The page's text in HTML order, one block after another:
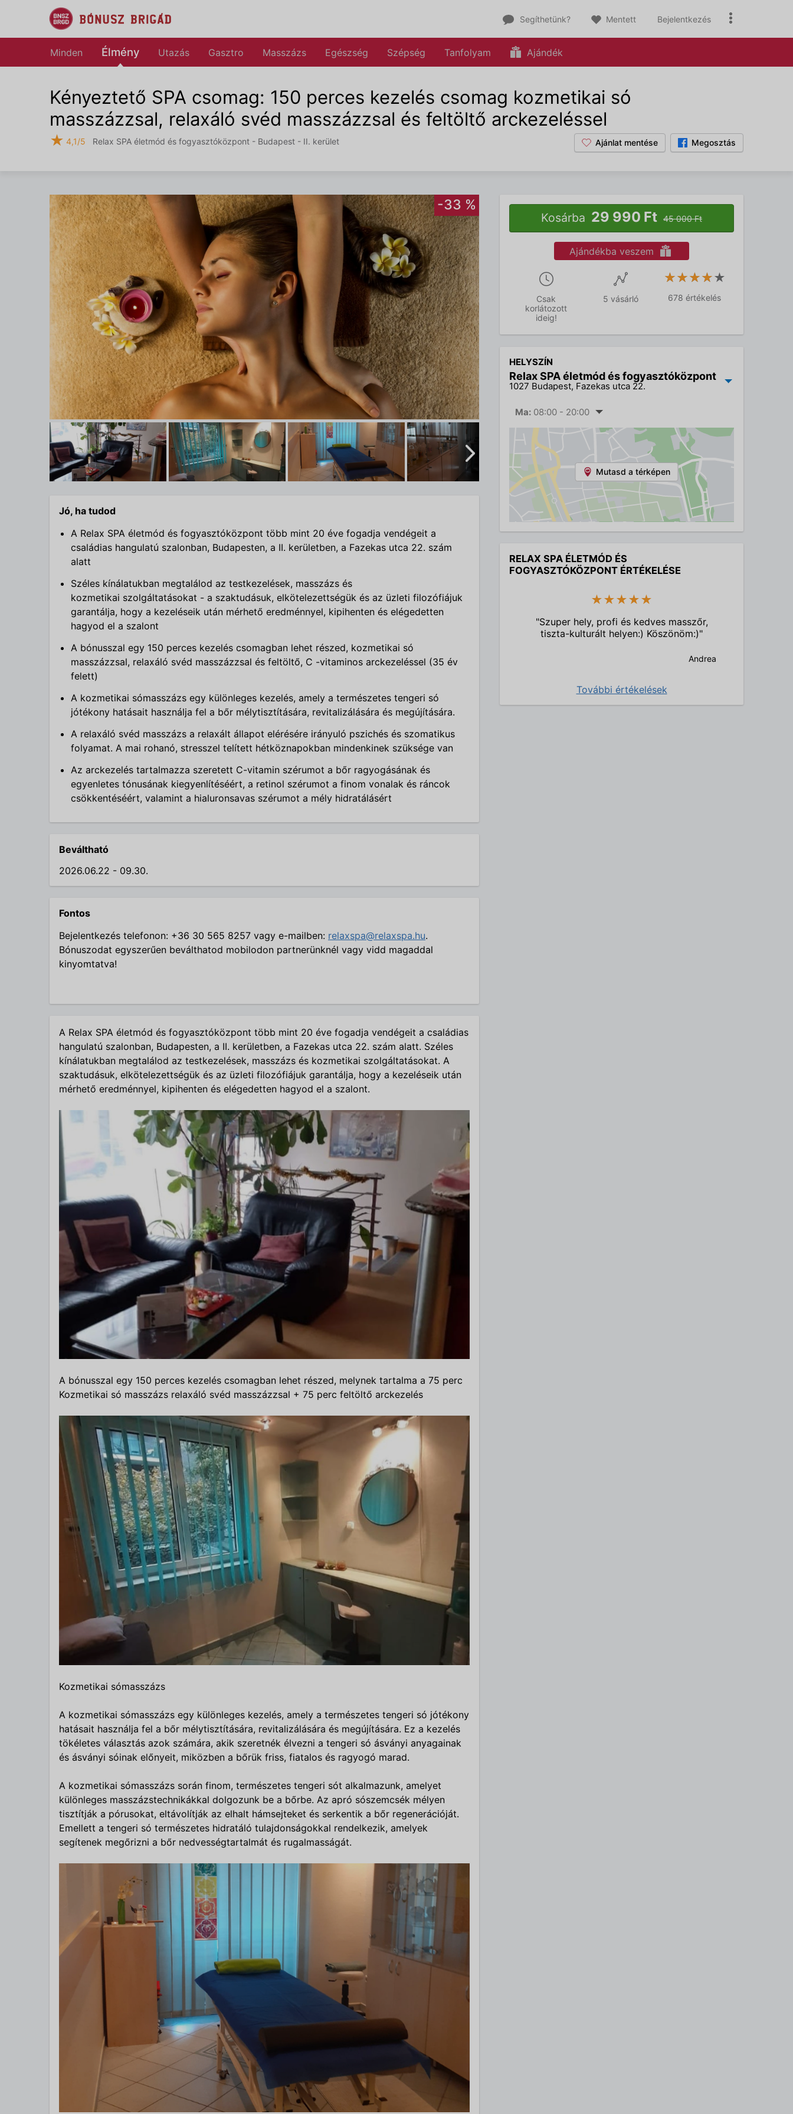
Segíthetünk? Mentett Bejelentkezés
Minden Élmény Utazás Gasztro Masszázs Egészség Szépség Tanfolyam Ajándék
Kényeztető SPA csomag: 150 perces kezelés csomag kozmetikai só
masszázzsal, relaxáló svéd masszázzsal és feltöltő arckezeléssel
Megosztás
Ajánlat mentése
★ 4,1/5 Relax SPA életmód és fogyasztóközpont - Budapest - II. kerület
-33 %
Kosárba 29 990 Ft 45 000 Ft
Ajándékba veszem
Csak
korlátozott
ideig!
5 vásárló
★★★★★
★★★★★
678 értékelés
HELYSZÍN
Relax SPA életmód és fogyasztóközpont
1027 Budapest, Fazekas utca 22.
Ma: 08:00 - 20:00
Mutasd a térképen
RELAX SPA ÉLETMÓD ÉS
FOGYASZTÓKÖZPONT ÉRTÉKELÉSE
★★★★★
"Szuper hely, profi és kedves masszőr,
tiszta-kulturált helyen:) Köszönöm:)"
Andrea
További értékelések
Jó, ha tudod
A Relax SPA életmód és fogyasztóközpont több mint 20 éve fogadja vendégeit a
családias hangulatú szalonban, Budapesten, a II. kerületben, a Fazekas utca 22. szám
alatt
Széles kínálatukban megtalálod az testkezelések, masszázs és
kozmetikai szolgáltatásokat - a szaktudásuk, elkötelezettségük és az üzleti filozófiájuk
garantálja, hogy a kezeléseik után mérhető eredménnyel, kipihenten és elégedetten
hagyod el a szalont
A bónusszal egy 150 perces kezelés csomagban lehet részed, kozmetikai só
masszázzsal, relaxáló svéd masszázzsal és feltöltő, C -vitaminos arckezeléssel (35 év
felett)
A kozmetikai sómasszázs egy különleges kezelés, amely a természetes tengeri só
jótékony hatásait használja fel a bőr mélytisztítására, revitalizálására és megújítására.
A relaxáló svéd masszázs a relaxált állapot elérésére irányuló pszichés és szomatikus
folyamat. A mai rohanó, stresszel telített hétköznapokban mindenkinek szüksége van
Az arckezelés tartalmazza szeretett C-vitamin szérumot a bőr ragyogásának és
egyenletes tónusának kiegyenlítéséért, a retinol szérumot a finom vonalak és ráncok
csökkentéséért, valamint a hialuronsavas szérumot a mély hidratálásért
Beváltható
2026.06.22 - 09.30.
Fontos
Bejelentkezés telefonon: +36 30 565 8257 vagy e-mailben: relaxspa@relaxspa.hu.
Bónuszodat egyszerűen beválthatod mobilodon partnerünknél vagy vidd magaddal
kinyomtatva!
A Relax SPA életmód és fogyasztóközpont több mint 20 éve fogadja vendégeit a családias
hangulatú szalonban, Budapesten, a II. kerületben, a Fazekas utca 22. szám alatt. Széles
kínálatukban megtalálod az testkezelések, masszázs és kozmetikai szolgáltatásokat. A
szaktudásuk, elkötelezettségük és az üzleti filozófiájuk garantálja, hogy a kezeléseik után
mérhető eredménnyel, kipihenten és elégedetten hagyod el a szalont.
A bónusszal egy 150 perces kezelés csomagban lehet részed, melynek tartalma a 75 perc
Kozmetikai só masszázs relaxáló svéd masszázzsal + 75 perc feltöltő arckezelés
Kozmetikai sómasszázs
A kozmetikai sómasszázs egy különleges kezelés, amely a természetes tengeri só jótékony
hatásait használja fel a bőr mélytisztítására, revitalizálására és megújítására. Ez a kezelés
tökéletes választás azok számára, akik szeretnék élvezni a tengeri só ásványi anyagainak
és ásványi sóinak előnyeit, miközben a bőrük friss, fiatalos és ragyogó marad.
A kozmetikai sómasszázs során finom, természetes tengeri sót alkalmazunk, amelyet
különleges masszázstechnikákkal dolgozunk be a bőrbe. Az apró sószemcsék mélyen
tisztítják a pórusokat, eltávolítják az elhalt hámsejteket és serkentik a bőr regenerációját.
Emellett a tengeri só természetes hidratáló tulajdonságokkal rendelkezik, amelyek
segítenek megőrizni a bőr nedvességtartalmát és rugalmasságát.